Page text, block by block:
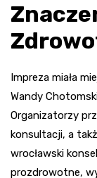
Impreza miała
Wandy
Organizatorzy
konsultacji, a
wrocławski
prozdrowotne,